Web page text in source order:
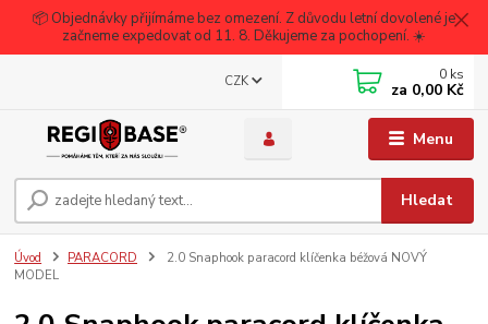
📦 Objednávky přijímáme bez omezení. Z důvodu letní dovolené je
začneme expedovat od 11. 8. Děkujeme za pochopení. ☀️
Menu
CZK
Hledat
0 ks
za 0,00 Kč
Úvod PARACORD
2.0 Snaphook paracord klíčenka béžová NOVÝ
MODEL